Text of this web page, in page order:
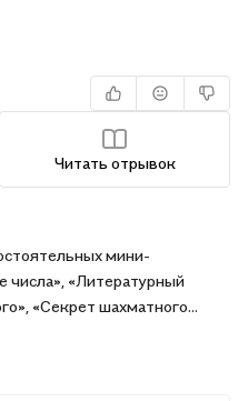
Читать отрывок
мини-
числа», «Литературный
«Секрет шахматного
заново. Даже если